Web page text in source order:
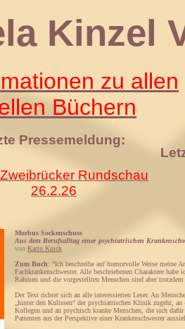
zu allen
Büchern
Pressemeldung:
Zweibrücker Rundschau
26.2.26
Morbus Sockenschuss
Aus dem Berufsalltag einer psychiatrischen
von Karin Knick
Zum Buch: “Ich beschreibe auf humorvolle Weise meine
Fachkrankenschwester. Alle beschriebenen Charaktere habe
Rahmen und die vorgestellten Menschen sind aber trotzdem
Der Text richtet sich an alle interessierten Leser. An
„hinter den Kulissen“ der psychiatrischen Klinik zugeht,
Kollegen und an psychisch kranke Menschen, die sich
Patienten aus der Perspektive einer Krankenschwester